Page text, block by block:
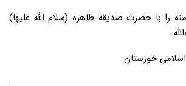
را با حضرت صدیقه طاهره (سلام الله علیها)
خوزستان